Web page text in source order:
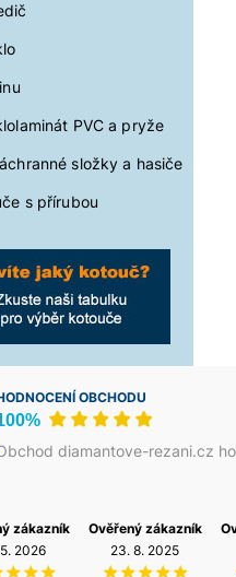
PVC a pryže
složky a hasiče
s přírubou
OBCHODU
diamantove-rezani.cz
zákazník
2026
Ověřený zákazník
23. 8. 2025
Василь Тома
14. 5. 2026
Petr
20. 12.